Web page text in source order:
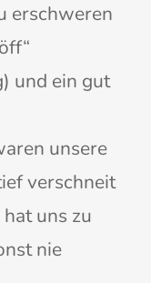
erschweren
und ein gut
unsere
verschneit
uns zu
nie